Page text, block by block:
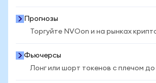
Прогнозы
Торгуйте NVOon и на рынках
Фьючерсы
Лонг или шорт токенов с плечом до